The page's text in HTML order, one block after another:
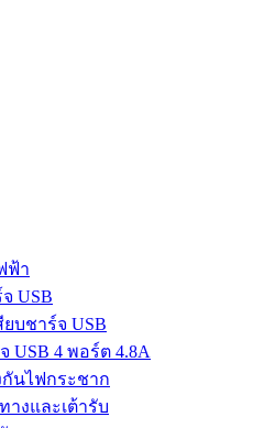
ฟ้า
USB
ยบชาร์จ USB
USB 4 พอร์ต 4.8A
นไฟกระชาก
างและเต้ารับ